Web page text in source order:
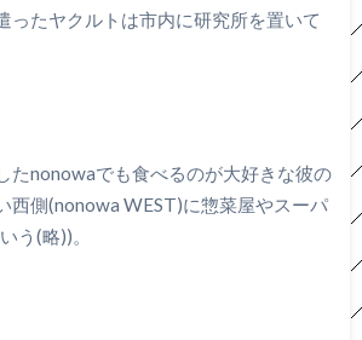
ったヤクルトは市内に研究所を置いて
たnonowaでも食べるのが大好きな彼の
西側(nonowa WEST)に惣菜屋やスーパ
う(略))。